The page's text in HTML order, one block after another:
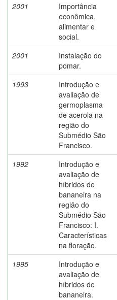
2001
Importância
econômica,
alimentar e
social.
2001
Instalação do
pomar.
1993
Introdução e
avaliação de
germoplasma
de acerola na
região do
Submédio São
Francisco.
1992
Introdução e
avaliação de
híbridos de
bananeira na
região do
Submédio São
Francisco: I.
Características
na floração.
1995
Introdução e
avaliação de
híbridos de
bananeira.